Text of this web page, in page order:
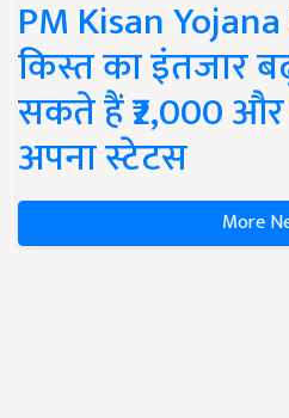
PM Kisan
किस्त का इंतजार
सकते हैं ₹2,000
अपना स्टेटस
More